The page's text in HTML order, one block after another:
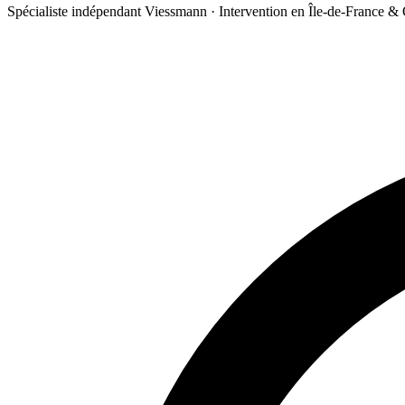
Spécialiste indépendant Viessmann · Intervention en Île-de-France &